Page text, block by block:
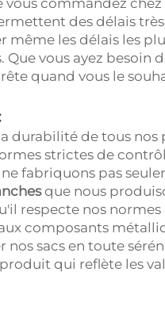
commandez chez
des délais
les délais les
vous ayez besoin
quand vous le
durabilité de tous nos
strictes de
fabriquons pas
que nous
respecte nos normes
composants
sacs en toute
qui reflète les